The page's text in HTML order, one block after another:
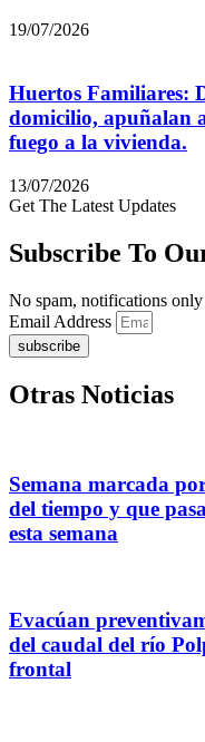
19/07/2026
Huertos Familiares:
domicilio, apuñalan
fuego a la vivienda.
13/07/2026
Get The Latest Updates
Subscribe To
No spam, notifications
Email Address
subscribe
Otras Noticias
Semana marcada
del tiempo y que
esta semana
Evacúan
del caudal del río
frontal